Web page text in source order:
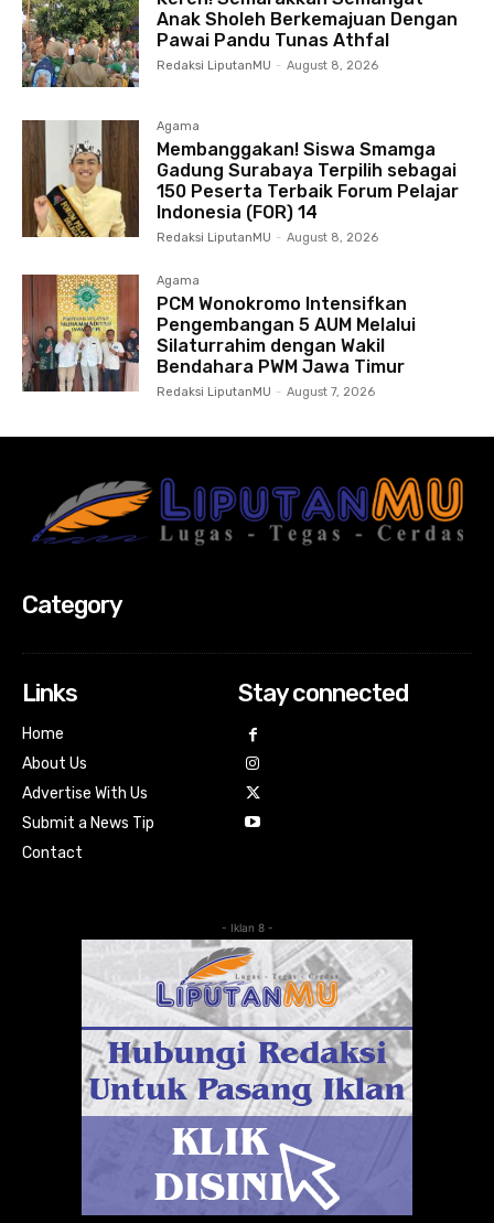
Anak Sholeh Berkemajuan Dengan
Pawai Pandu Tunas Athfal
Redaksi LiputanMU - August 8, 2026
Agama
Membanggakan! Siswa Smamga
Gadung Surabaya Terpilih sebagai
150 Peserta Terbaik Forum Pelajar
Indonesia (FOR) 14
Redaksi LiputanMU - August 8, 2026
Agama
PCM Wonokromo Intensifkan
Pengembangan 5 AUM Melalui
Silaturrahim dengan Wakil
Bendahara PWM Jawa Timur
Redaksi LiputanMU - August 7, 2026
Category
Links
Home
About Us
Advertise With Us
Submit a News Tip
Contact
Stay connected
- Iklan 8 -